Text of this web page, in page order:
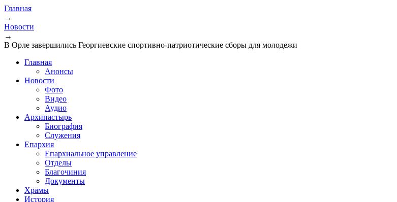
Главная
→
Новости
→
В Орле завершились Георгиевские спортивно-патриотические сборы для молодежи
Главная
Анонсы
Новости
Фото
Видео
Аудио
Архипастырь
Биография
Служения
Епархия
Епархиальное управление
Отделы
Благочиния
Документы
Храмы
История